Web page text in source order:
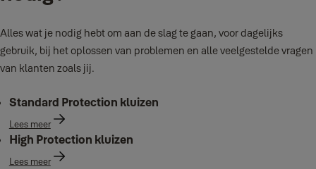
Alles wat je nodig hebt om aan de slag te gaan, voor dagelijks
gebruik, bij het oplossen van problemen en alle veelgestelde vragen
van klanten zoals jij.
Standard Protection kluizen
Lees meer
High Protection kluizen
Lees meer